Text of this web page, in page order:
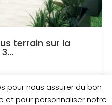
terrain sur la
pour nous assurer du bon
et pour personnaliser notre